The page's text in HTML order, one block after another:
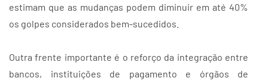
estimam que as mudanças podem diminuir em até 40%
os golpes considerados bem-sucedidos.
Outra frente importante é o reforço da integração entre
bancos, instituições de pagamento e órgãos de